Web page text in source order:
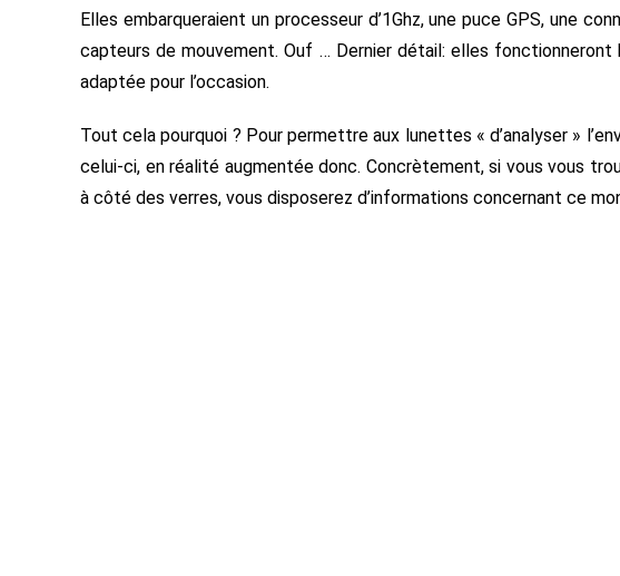
Elles embarqueraient un processeur d’1Ghz, une puce GPS, une
capteurs de mouvement. Ouf … Dernier détail: elles fonctionneront
adaptée pour l’occasion.
Tout cela pourquoi ? Pour permettre aux lunettes « d’analyser »
celui-ci, en réalité augmentée donc. Concrètement, si vous vous
à côté des verres, vous disposerez d’informations concernant ce